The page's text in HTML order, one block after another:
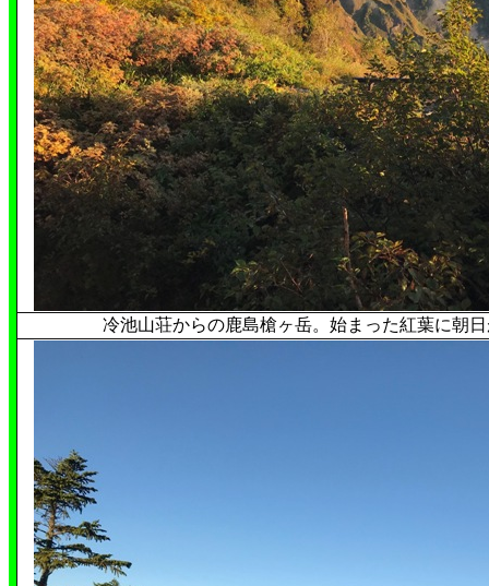
冷池山荘からの鹿島槍ヶ岳。始まった紅葉に朝